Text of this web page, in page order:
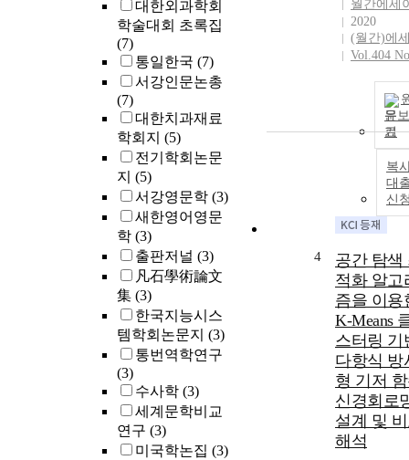
대한외과학회
학술대회 초록집
(7)
통일한국 (7)
서강인문논총
(7)
대한치과재료
학회지 (5)
전기학회논문
지 (5)
서강영문학 (3)
새한영어영문
학 (3)
출판저널 (3)
凡石學術論文
集 (3)
한국지능시스
템학회논문지 (3)
통번역학연구
(3)
수사학 (3)
세계문학비교
연구 (3)
미국학논집 (3)
월간에세
2020
(월간)에
Vol.404
문보
기
복
대
신
4
공간 탐색
적화 알고
즘을 이용
K-Means
스터링 기
다항식 방
형 기저
신경회로
설계 및
해석